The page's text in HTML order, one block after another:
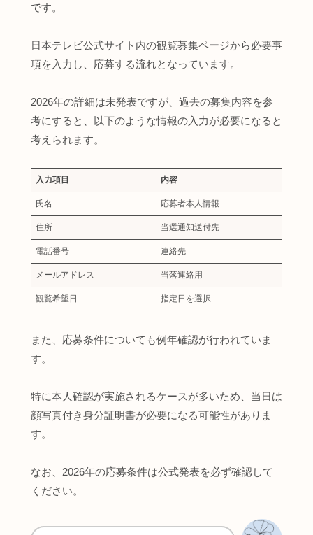
です。
日本テレビ公式サイト内の観覧募集ページから必要事
項を入力し、応募する流れとなっています。
2026年の詳細は未発表ですが、過去の募集内容を参
考にすると、以下のような情報の入力が必要になると
考えられます。
入力項目 内容
氏名 応募者本人情報
住所 当選通知送付先
電話番号 連絡先
メールアドレス 当落連絡用
観覧希望日 指定日を選択
また、応募条件についても例年確認が行われていま
す。
特に本人確認が実施されるケースが多いため、当日は
顔写真付き身分証明書が必要になる可能性がありま
す。
なお、2026年の応募条件は公式発表を必ず確認して
ください。